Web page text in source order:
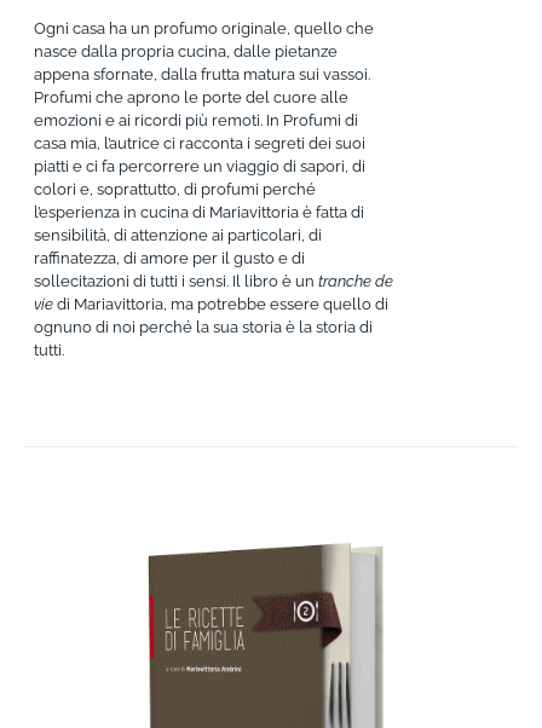
Ogni casa ha un profumo originale, quello che
nasce dalla propria cucina, dalle pietanze
appena sfornate, dalla frutta matura sui vassoi.
Profumi che aprono le porte del cuore alle
emozioni e ai ricordi più remoti. In Profumi di
casa mia, l’autrice ci racconta i segreti dei suoi
piatti e ci fa percorrere un viaggio di sapori, di
colori e, soprattutto, di profumi perché
l’esperienza in cucina di Mariavittoria è fatta di
sensibilità, di attenzione ai particolari, di
raffinatezza, di amore per il gusto e di
sollecitazioni di tutti i sensi. Il libro è untranche de
viedi Mariavittoria, ma potrebbe essere quello di
ognuno di noi perché la sua storia è la storia di
tutti.